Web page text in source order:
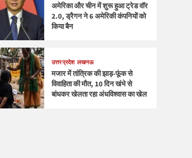
अमेरिका और चीन में शुरू हुआ ट्रेड वॉर
2.0, ड्रैगन ने 6 अमेरिकी कंपनियों को
किया बैन
उत्तर प्रदेश लखनऊ
मजार में तांत्रिक की झाड़-फूंक से
विवाहिता की मौत, 10 दिन खंभे से
बांधकर खेलता रहा अंधविश्वास का खेल